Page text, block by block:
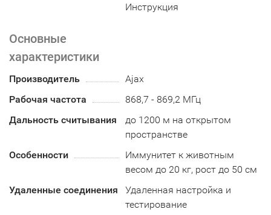
Инструкция
Основные
характеристики
Производитель
Ajax
Рабочая частота
868,7 - 869,2 МГц
Дальность считывания
до 1200 м на открытом
пространстве
Особенности
Иммунитет к животным
весом до 20 кг, рост до 50 см
Удаленные соединения
Удаленная настройка и
тестирование